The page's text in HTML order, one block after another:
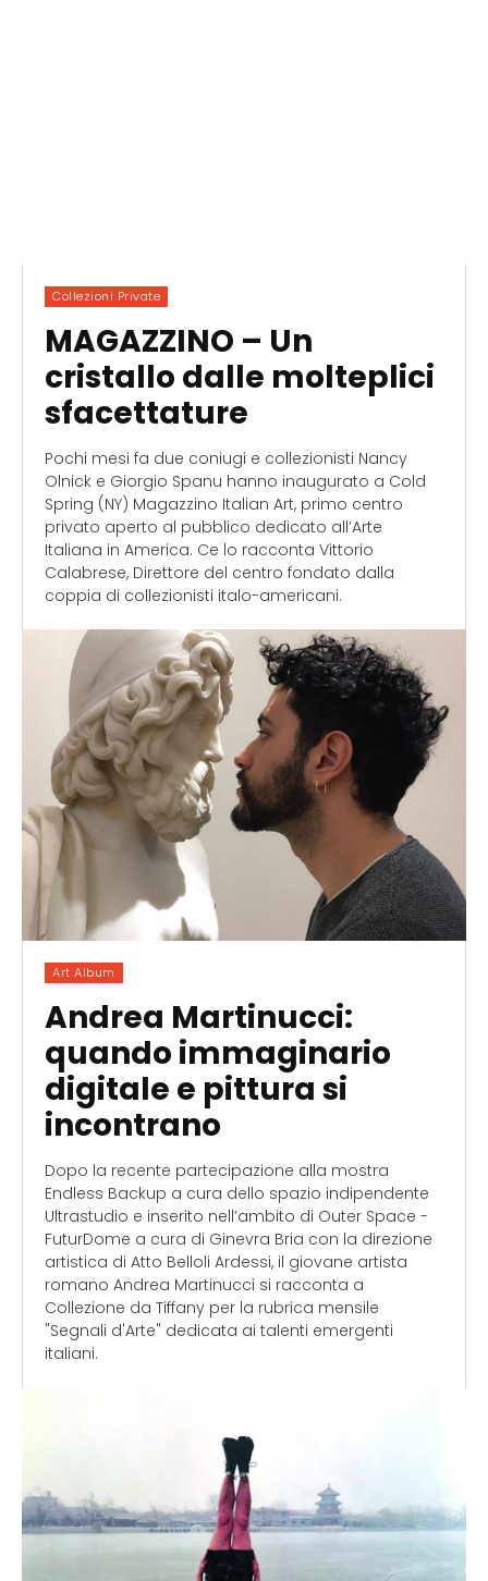
Collezioni Private
MAGAZZINO – Un
cristallo dalle molteplici
sfacettature
Pochi mesi fa due coniugi e collezionisti Nancy
Olnick e Giorgio Spanu hanno inaugurato a Cold
Spring (NY) Magazzino Italian Art, primo centro
privato aperto al pubblico dedicato all’Arte
Italiana in America. Ce lo racconta Vittorio
Calabrese, Direttore del centro fondato dalla
coppia di collezionisti italo-americani.
Art Album
Andrea Martinucci:
quando immaginario
digitale e pittura si
incontrano
Dopo la recente partecipazione alla mostra
Endless Backup a cura dello spazio indipendente
Ultrastudio e inserito nell’ambito di Outer Space -
FuturDome a cura di Ginevra Bria con la direzione
artistica di Atto Belloli Ardessi, il giovane artista
romano Andrea Martinucci si racconta a
Collezione da Tiffany per la rubrica mensile
"Segnali d'Arte" dedicata ai talenti emergenti
italiani.